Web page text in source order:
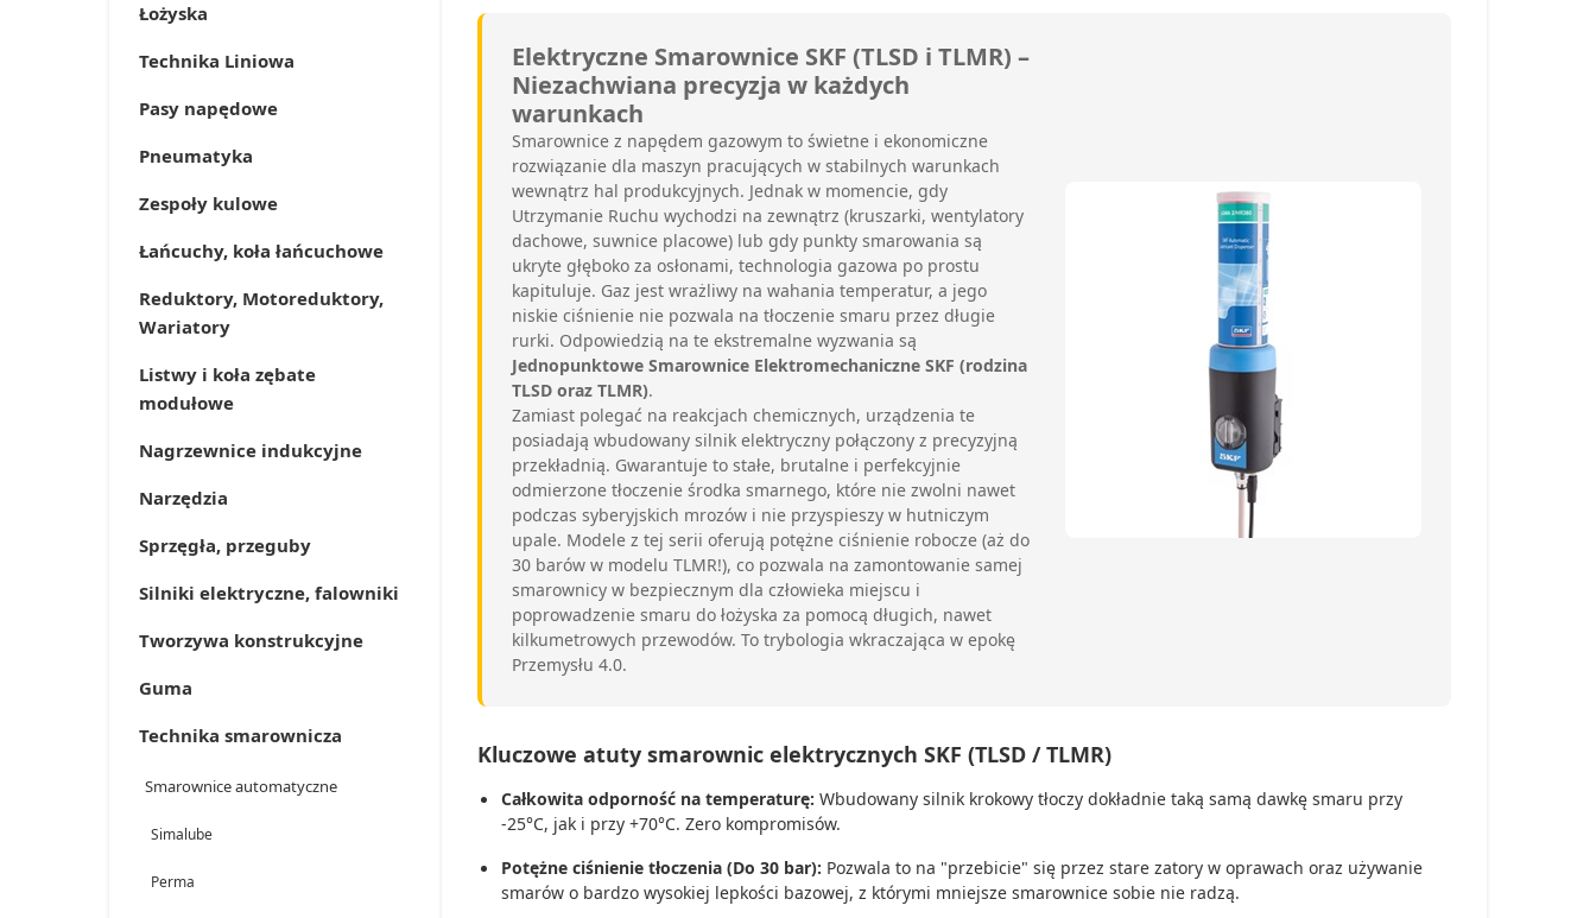
Łożyska
Technika Liniowa
Pasy napędowe
Pneumatyka
Zespoły kulowe
Łańcuchy, koła łańcuchowe
Reduktory, Motoreduktory,
Wariatory
Listwy i koła zębate
modułowe
Nagrzewnice indukcyjne
Narzędzia
Sprzęgła, przeguby
Silniki elektryczne, falowniki
Tworzywa konstrukcyjne
Guma
Technika smarownicza
Smarownice automatyczne
Simalube
Perma
Elektryczne Smarownice SKF (TLSD i TLMR) –
Niezachwiana precyzja w każdych
warunkach
Smarownice z napędem gazowym to świetne i ekonomiczne
rozwiązanie dla maszyn pracujących w stabilnych warunkach
wewnątrz hal produkcyjnych. Jednak w momencie, gdy
Utrzymanie Ruchu wychodzi na zewnątrz (kruszarki, wentylatory
dachowe, suwnice placowe) lub gdy punkty smarowania są
ukryte głęboko za osłonami, technologia gazowa po prostu
kapituluje. Gaz jest wrażliwy na wahania temperatur, a jego
niskie ciśnienie nie pozwala na tłoczenie smaru przez długie
rurki. Odpowiedzią na te ekstremalne wyzwania są
Jednopunktowe Smarownice Elektromechaniczne SKF (rodzina
TLSD oraz TLMR).
Zamiast polegać na reakcjach chemicznych, urządzenia te
posiadają wbudowany silnik elektryczny połączony z precyzyjną
przekładnią. Gwarantuje to stałe, brutalne i perfekcyjnie
odmierzone tłoczenie środka smarnego, które nie zwolni nawet
podczas syberyjskich mrozów i nie przyspieszy w hutniczym
upale. Modele z tej serii oferują potężne ciśnienie robocze (aż do
30 barów w modelu TLMR!), co pozwala na zamontowanie samej
smarownicy w bezpiecznym dla człowieka miejscu i
poprowadzenie smaru do łożyska za pomocą długich, nawet
kilkumetrowych przewodów. To trybologia wkraczająca w epokę
Przemysłu 4.0.
Kluczowe atuty smarownic elektrycznych SKF (TLSD / TLMR)
Całkowita odporność na temperaturę: Wbudowany silnik krokowy tłoczy dokładnie taką samą dawkę smaru przy
-25°C, jak i przy +70°C. Zero kompromisów.
Potężne ciśnienie tłoczenia (Do 30 bar): Pozwala to na "przebicie" się przez stare zatory w oprawach oraz używanie
smarów o bardzo wysokiej lepkości bazowej, z którymi mniejsze smarownice sobie nie radzą.